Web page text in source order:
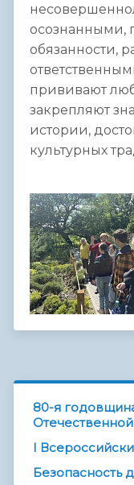
осознанными,
обязанности,
прививают
закрепляют
истории,
культурных
80-я
I
Безопасность